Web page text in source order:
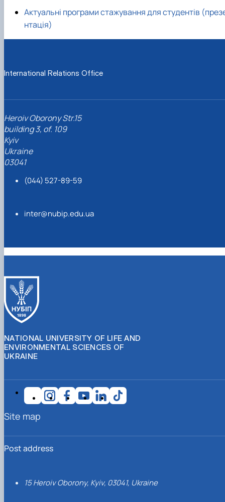
Актуальні програми стажування для студентів
нтація)
International Relations Office
Heroiv Oborony Str.15
building 3, of. 109
Kyiv
Ukraine
03041
(044) 527-89-59
inter@nubip.edu.ua
NATIONAL UNIVERSITY OF LIFE AND
ENVIRONMENTAL SCIENCES OF
UKRAINE
Post address
15 Heroiv Oborony, Kyiv, 03041, Ukraine
Site map